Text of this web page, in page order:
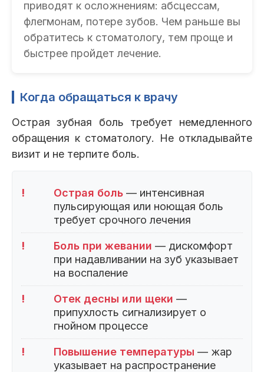
приводят к осложнениям: абсцессам,
флегмонам, потере зубов. Чем раньше вы
обратитесь к стоматологу, тем проще и
быстрее пройдет лечение.
Когда обращаться к врачу
Острая зубная боль требует немедленного
обращения к стоматологу. Не откладывайте
визит и не терпите боль.
! Острая боль — интенсивная
пульсирующая или ноющая боль
требует срочного лечения
! Боль при жевании — дискомфорт
при надавливании на зуб указывает
на воспаление
! Отек десны или щеки —
припухлость сигнализирует о
гнойном процессе
! Повышение температуры — жар
указывает на распространение